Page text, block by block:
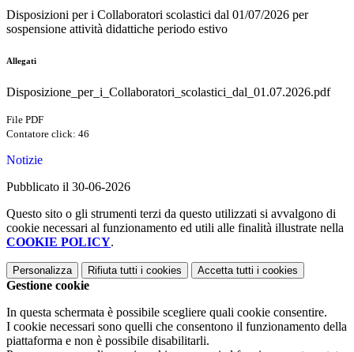
Disposizioni per i Collaboratori scolastici dal 01/07/2026 per
sospensione attività didattiche periodo estivo
Allegati
Disposizione_per_i_Collaboratori_scolastici_dal_01.07.2026.pdf
File PDF
Contatore click: 46
Notizie
Pubblicato il 30-06-2026
Questo sito o gli strumenti terzi da questo utilizzati si avvalgono di
cookie necessari al funzionamento ed utili alle finalità illustrate nella
COOKIE POLICY.
Personalizza Rifiuta tutti i cookies Accetta tutti i cookies
Gestione cookie
In questa schermata è possibile scegliere quali cookie consentire.
I cookie necessari sono quelli che consentono il funzionamento della
piattaforma e non è possibile disabilitarli.